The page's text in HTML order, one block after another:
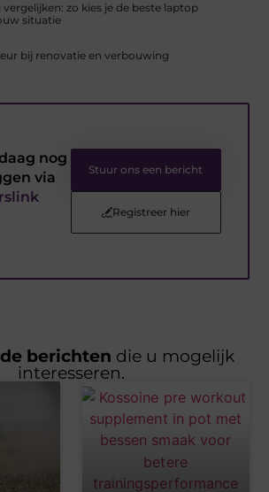
zo kies je de beste laptop
situatie
bij renovatie en verbouwing
nog
via
Stuur ons een bericht
Registreer hier
berichten die u mogelijk
interesseren.